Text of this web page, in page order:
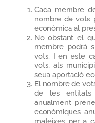
Cada membre
nombre de vots
econòmica al
No obstant el
membre podrà
vots. I en este
vots, als
seua aportació
El nombre de
de les entitats
anualment
econòmiques
mateixes per a